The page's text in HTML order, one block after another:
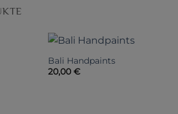
Bali Handpaints
20,00 €